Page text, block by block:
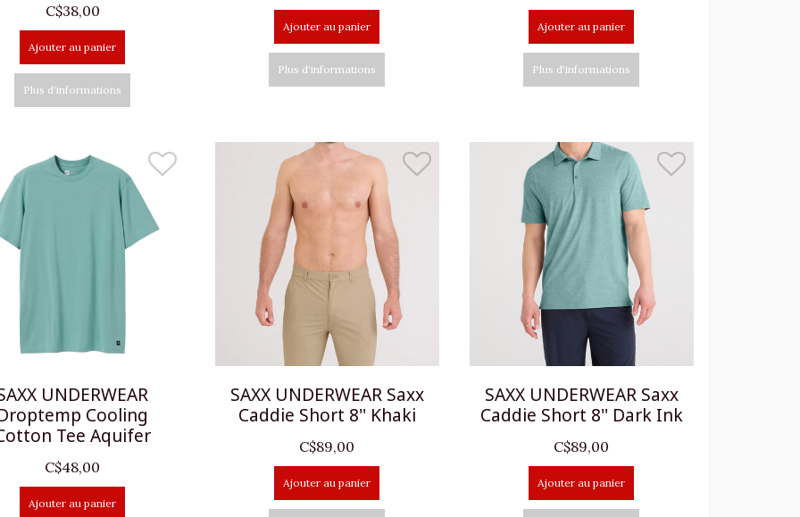
C$38,00
Ajouter au panier
Plus d'informations
Ajouter au panier
Plus d'informations
Ajouter au panier
Plus d'informations
UNDERWEAR
Cooling
Tee Aquifer
C$48,00
Ajouter au panier
SAXX UNDERWEAR Saxx
Caddie Short 8'' Khaki
C$89,00
Ajouter au panier
SAXX UNDERWEAR Saxx
Caddie Short 8'' Dark Ink
C$89,00
Ajouter au panier